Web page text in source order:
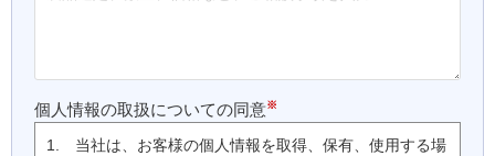
個人情報の取扱についての同意※
1.
当社は、お客様の個人情報を取得、保有、使用する場